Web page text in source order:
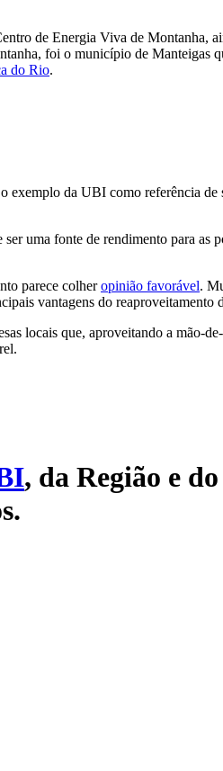
de Energia Viva de Montanha,
foi o município de
do Rio.
da UBI como referência de
uma fonte de rendimento para as
parece colheropinião favorável.
vantagens do
locais que, aproveitando a mão-
, da Região e